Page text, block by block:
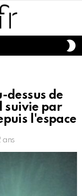
dessus de
suivie par
l'espace
ans